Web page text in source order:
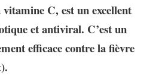
C, est un excellent
et antiviral. C’est un
efficace contre la fièvre